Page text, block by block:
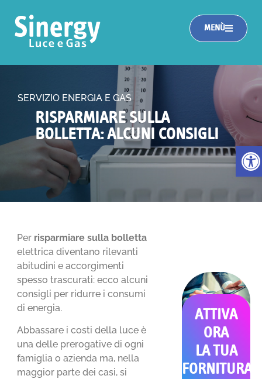
Apri
MENÙ
SERVIZIO ENERGIA E GAS
RISPARMIARE SULLA
BOLLETTA: ALCUNI CONSIGLI
Per risparmiare sulla bolletta
elettrica diventano rilevanti
abitudini e accorgimenti
spesso trascurati: ecco alcuni
consigli per ridurre i consumi
di energia.
Abbassare i costi della luce è
una delle prerogative di ogni
famiglia o azienda ma, nella
maggior parte dei casi, si
ATTIVA
ORA
LA TUA
FORNITURA